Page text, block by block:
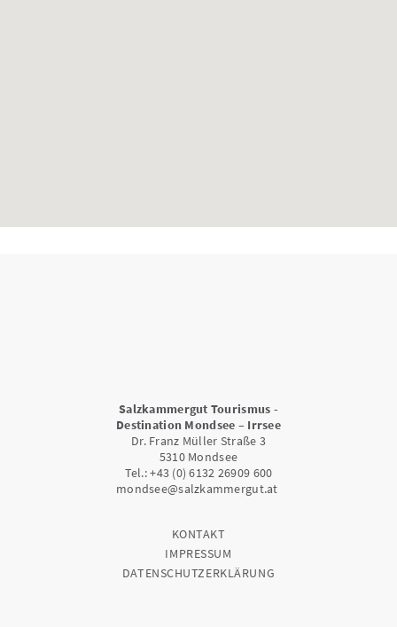
Salzkammergut Tourismus -
Destination Mondsee – Irrsee
Dr. Franz Müller Straße 3
5310 Mondsee
Tel.: +43 (0) 6132 26909 600
mondsee@salzkammergut.at
KONTAKT
IMPRESSUM
DATENSCHUTZERKLÄRUNG